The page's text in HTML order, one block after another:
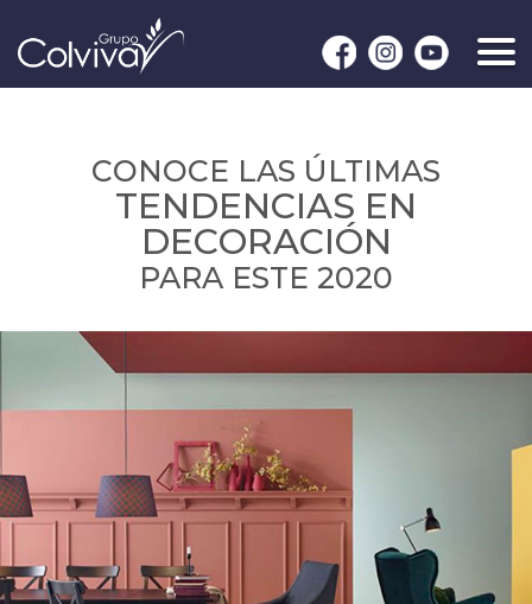
CONOCE LAS ÚLTIMAS
TENDENCIAS EN
DECORACIÓN
PARA ESTE 2020